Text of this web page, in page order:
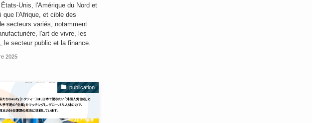
Unis, l'Amérique du Nord et
que l'Afrique, et cible des
secteurs variés, notamment
l'art de vivre, les
le secteur public et la finance.
2025
publication